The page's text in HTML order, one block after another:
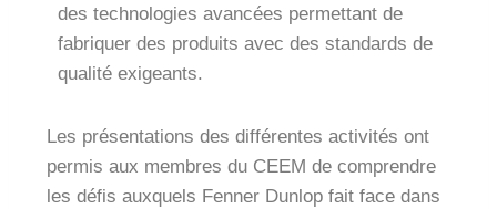
des technologies avancées permettant de
fabriquer des produits avec des standards de
qualité exigeants.
Les présentations des différentes activités ont
permis aux membres du CEEM de comprendre
les défis auxquels Fenner Dunlop fait face dans